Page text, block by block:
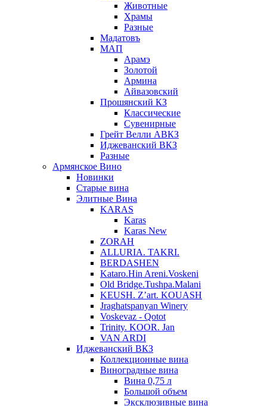
Животные
Храмы
Разные
Мадатовъ
МАП
Арамэ
Золотой
Армина
Айвазовский
Прошянский КЗ
Классические
Сувенирные
Грейт Велли АВКЗ
Иджеванский ВКЗ
Разные
Армянское Вино
Новинки
Старые вина
Элитные Вина
KARAS
Karas
Karas New
ZORAH
ALLURIA. TAKRI.
BERDASHEN
Kataro.Hin Areni.Voskeni
Old Bridge.Tushpa.Malani
KEUSH. Z’art. KOUASH
Jraghatspanyan Winery
Voskevaz - Qotot
Trinity. KOOR. Jan
VAN ARDI
Иджеванский ВКЗ
Коллекционные вина
Виноградные вина
Вина 0,75 л
Большой объем
Эксклюзивные вина